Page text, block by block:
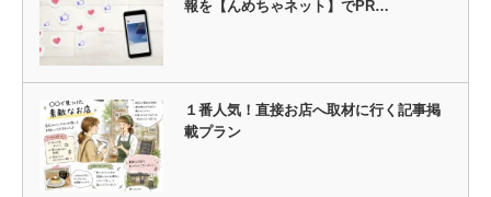
報を【んめちゃネット】でPR…
１番人気！直接お店へ取材に行く記事掲
載プラン